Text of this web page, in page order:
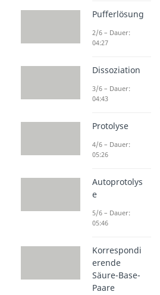
Pufferlösung
2/6 – Dauer:
04:27
Dissoziation
3/6 – Dauer:
04:43
Protolyse
4/6 – Dauer:
05:26
Autoprotolys
e
5/6 – Dauer:
05:46
Korrespondi
erende
Säure-Base-
Paare